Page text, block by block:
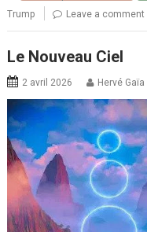
Trump Leave a comment
Le Nouveau Ciel
2 avril 2026 Hervé Gaïa